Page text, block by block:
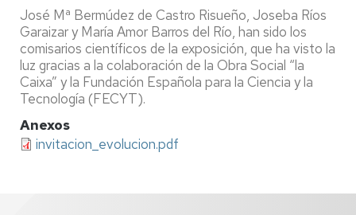
José Mª Bermúdez de Castro Risueño, Joseba Ríos
Garaizar y María Amor Barros del Río, han sido los
comisarios científicos de la exposición, que ha visto la
luz gracias a la colaboración de la Obra Social “la
Caixa” y la Fundación Española para la Ciencia y la
Tecnología (FECYT).
Anexos
invitacion_evolucion.pdf